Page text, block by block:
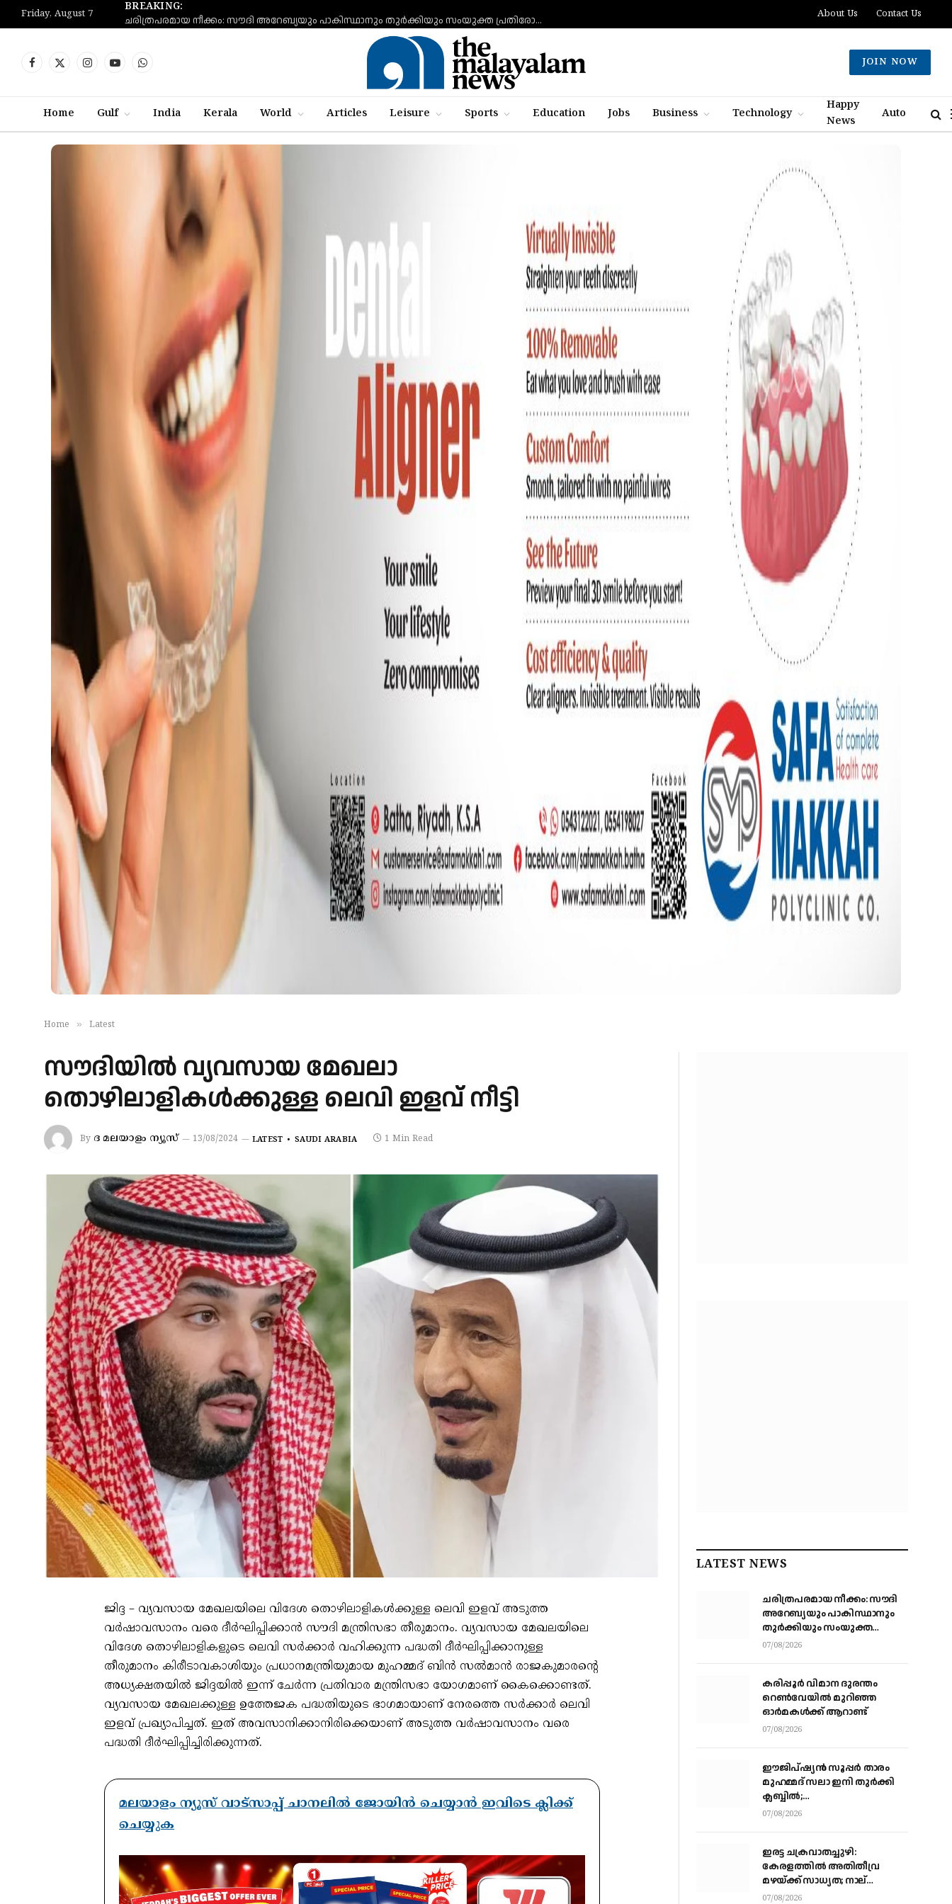
Friday, August 7
BREAKING:
ചരിത്രപരമായ നീക്കം: സൗദി അറേബ്യയും പാകിസ്ഥാനും തുർക്കിയും സംയുക്ത പ്രതിരോധ കരാറിൽ ഒപ്പുവെക്കുന്നു, സമവാക്യങ്ങളെല്ലാം മാറും About Us Contact Us
Facebook
X
InstagramYouTubeWhatsApp
JOIN NOW
Home Gulf India Kerala World Articles Leisure Sports Education Jobs Business Technology
Happy
News
Auto
Home » Latest
സൗദിയിൽ വ്യവസായ മേഖലാ
തൊഴിലാളികള്‍ക്കുള്ള ലെവി ഇളവ് നീട്ടി
By ദ മലയാളം ന്യൂസ് 13/08/2024 LATEST SAUDI ARABIA 1 Min Read
ജിദ്ദ – വ്യവസായ മേഖലയിലെ വിദേശ തൊഴിലാളികള്‍ക്കുള്ള ലെവി ഇളവ് അടുത്ത
വര്‍ഷാവസാനം വരെ ദീര്‍ഘിപ്പിക്കാന്‍ സൗദി മന്ത്രിസഭാ തീരുമാനം. വ്യവസായ മേഖലയിലെ
വിദേശ തൊഴിലാളികളുടെ ലെവി സര്‍ക്കാര്‍ വഹിക്കുന്ന പദ്ധതി ദീര്‍ഘിപ്പിക്കാനുള്ള
തീരുമാനം കിരീടാവകാശിയും പ്രധാനമന്ത്രിയുമായ മുഹമ്മദ് ബിന്‍ സല്‍മാന്‍ രാജകുമാരന്റെ
അധ്യക്ഷതയില്‍ ജിദ്ദയില്‍ ഇന്ന് ചേര്‍ന്ന പ്രതിവാര മന്ത്രിസഭാ യോഗമാണ് കൈക്കൊണ്ടത്.
വ്യവസായ മേഖലക്കുള്ള ഉത്തേജക പദ്ധതിയുടെ ഭാഗമായാണ് നേരത്തെ സര്‍ക്കാര്‍ ലെവി
ഇളവ് പ്രഖ്യാപിച്ചത്. ഇത് അവസാനിക്കാനിരിക്കെയാണ് അടുത്ത വര്‍ഷാവസാനം വരെ
പദ്ധതി ദീര്‍ഘിപ്പിച്ചിരിക്കുന്നത്.
മലയാളം ന്യൂസ് വാട്സാപ്പ് ചാനലിൽ ജോയിൻ ചെയ്യാൻ ഇവിടെ ക്ലിക്ക്
ചെയ്യുക
LATEST NEWS
ചരിത്രപരമായ നീക്കം: സൗദി
അറേബ്യയും പാകിസ്ഥാനും
തുർക്കിയും സംയുക്ത
പ്രതിരോധ കരാറിൽ
07/08/2026
കരിപ്പൂര്‍ വിമാന ദുരന്തം
റെണ്‍വേയില്‍ മുറിഞ്ഞ
ഓര്‍മകള്‍ക്ക് ആറാണ്ട്
07/08/2026
ഈജിപ്ഷ്യന്‍ സൂപ്പര്‍ താരം
മുഹമ്മദ് സലാ ഇനി തുര്‍ക്കി
ക്ലബ്ബില്‍;
ട്രാബ്‌സണ്‍സ്‌പോറിലെ കരാര്‍
07/08/2026
ഇരട്ട ചക്രവാതച്ചുഴി:
കേരളത്തില്‍ അതിതീവ്ര
മഴയ്ക്ക് സാധ്യത; നാല്
ജില്ലകളില്‍ റെഡ് അലര്‍ട്ട്
07/08/2026